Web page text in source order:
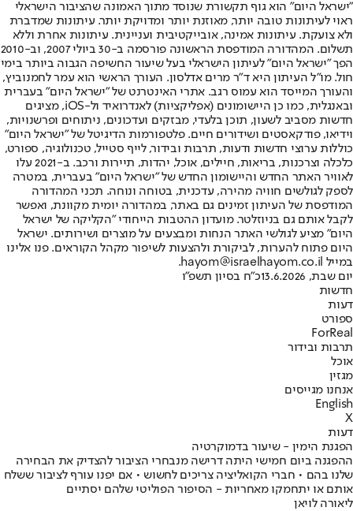
"ישראל היום" הוא גוף תקשורת שנוסד מתוך האמונה שהציבור הישראלי
ראוי לעיתונות טובה יותר, מאוזנת יותר ומדויקת יותר. עיתונות שמדברת
ולא צועקת. עיתונות אמינה, אובייקטיבית ועניינית. עיתונות אחרת וללא
תשלום. המהדורה המודפסת הראשונה פורסמה ב-30 ביולי 2007, וב-2010
הפך "ישראל היום" לעיתון הישראלי בעל שיעור החשיפה הגבוה ביותר בימי
חול. מו"ל העיתון היא ד"ר מרים אדלסון. העורך הראשי הוא עמר לחמנוביץ,
והעורך המייסד הוא עמוס רגב. אתרי האינטרנט של "ישראל היום" בעברית
ובאנגלית, כמו כן היישומונים (אפליקציות) לאנדרואיד ול-iOS, מציגים
חדשות מסביב לשעון, תוכן בלעדי, מבזקים ועדכונים, ניתוחים ופרשנויות,
וידיאו, פודקאסטים ושידורים חיים. פלטפורמות הדיגיטל של "ישראל היום"
כוללות ערוצי חדשות ודעות, תרבות ובידור, לייף סטייל, טכנולוגיה, ספורט,
כלכלה וצרכנות, בריאות, חיילים, אוכל, יהדות, תיירות ורכב. ב-2021 עלו
לאוויר האתר החדש והיישומון החדש של "ישראל היום" בעברית, במטרה
לספק לגולשים חוויה מהירה, עדכנית, בטוחה ונוחה. תכני המהדורה
המודפסת של העיתון זמינים גם באתר, במהדורה יומית מקוונת, ואפשר
לקבל אותם גם בניוזלטר. מועדון ההטבות הייחודי "הקליקה של ישראל
היום" מציע לגולשי האתר הנחות ומבצעים על מוצרים ושירותים. ישראל
היום פתוח להערות, לביקורת ולהצעות לשיפור מקהל הקוראים. פנו אלינו
במייל hayom@israelhayom.co.il.
יום שבת, 13.6.2026
כ"ח בסיון תשפ"ו
חדשות
דעות
ספורט
ForReal
תרבות ובידור
אוכל
מגזין
אנחנו מגייסים
English
X
דעות
הפגנת הימין - שיעור בדמוקרטיה
ההפגנה ביום חמישי היתה דרישה מנבחרי הציבור להצדיק את הבחירה
שלנו בהם • חברי הקואליציה צריכים לחשוש • אם יפנו עורף לציבור ששלח
אותם או יתחמקו מאחריות - הסיפור הפוליטי שלהם יסתיים
ליאורה לויאן